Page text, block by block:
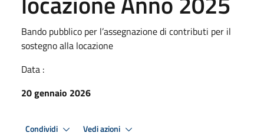
Bando pubblico per l’assegnazione di contributi per il
sostegno alla locazione
Data :
20 gennaio 2026
Condividi Vedi azioni